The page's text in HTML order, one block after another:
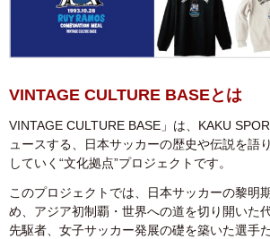
VINTAGE CULTURE BASEとは
VINTAGE CULTURE BASE」は、KAKU
ュースする、日本サッカーの歴史や伝説を語
していく“文化拠点”プロジェクトです。
このプロジェクトでは、日本サッカーの黎明
め、アジア初制覇・世界への道を切り開いた
先駆者、女子サッカー発展の礎を築いた選手